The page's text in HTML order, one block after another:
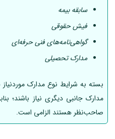
سابقه بیمه
فیش حقوقی
گواهی‌نامه‌های فنی حرفه‌ای
مدارک تحصیلی
بسته به شرایط نوع مدارک
مدارک جانبی دیگری نیاز باشند؛
صاحب‌نظر هستند الزامی است.